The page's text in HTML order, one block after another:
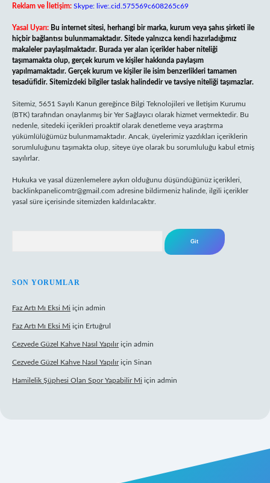
Reklam ve İletişim: Skype: live:.cid.575569c608265c69
Yasal Uyarı: Bu internet sitesi, herhangi bir marka, kurum veya şahıs şirketi ile
hiçbir bağlantısı bulunmamaktadır. Sitede yalnızca kendi hazırladığımız
makaleler paylaşılmaktadır. Burada yer alan içerikler haber niteliği
taşımamakta olup, gerçek kurum ve kişiler hakkında paylaşım
yapılmamaktadır. Gerçek kurum ve kişiler ile isim benzerlikleri tamamen
tesadüfidir. Sitemizdeki bilgiler taslak halindedir ve tavsiye niteliği taşımazlar.
Sitemiz, 5651 Sayılı Kanun gereğince Bilgi Teknolojileri ve İletişim Kurumu
(BTK) tarafından onaylanmış bir Yer Sağlayıcı olarak hizmet vermektedir. Bu
nedenle, sitedeki içerikleri proaktif olarak denetleme veya araştırma
yükümlülüğümüz bulunmamaktadır. Ancak, üyelerimiz yazdıkları içeriklerin
sorumluluğunu taşımakta olup, siteye üye olarak bu sorumluluğu kabul etmiş
sayılırlar.
Hukuka ve yasal düzenlemelere aykırı olduğunu düşündüğünüz içerikleri,
backlinkpanelicomtr@gmail.com adresine bildirmeniz halinde, ilgili içerikler
yasal süre içerisinde sitemizden kaldırılacaktır.
SON YORUMLAR
Faz Artı Mı Eksi Mi için admin
Faz Artı Mı Eksi Mi için Ertuğrul
Cezvede Güzel Kahve Nasıl Yapılıriçin admin
Cezvede Güzel Kahve Nasıl Yapılıriçin Sinan
Hamilelik Şüphesi Olan Spor Yapabilir Mi için admin
betexper.xyz